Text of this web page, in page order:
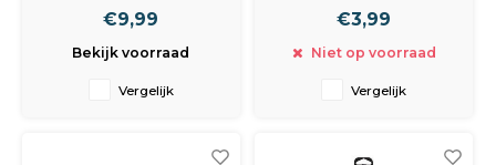
Randaarde met aarde
grondkabel
€9,99
Bekijk voorraad
Vergelijk
€3,99
Niet op voorraad
Vergelijk